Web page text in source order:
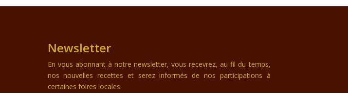
Newsletter
En vous abonnant à notre newsletter, vous recevrez, au fil du temps,
nos nouvelles recettes et serez informés de nos participations à
certaines foires locales.